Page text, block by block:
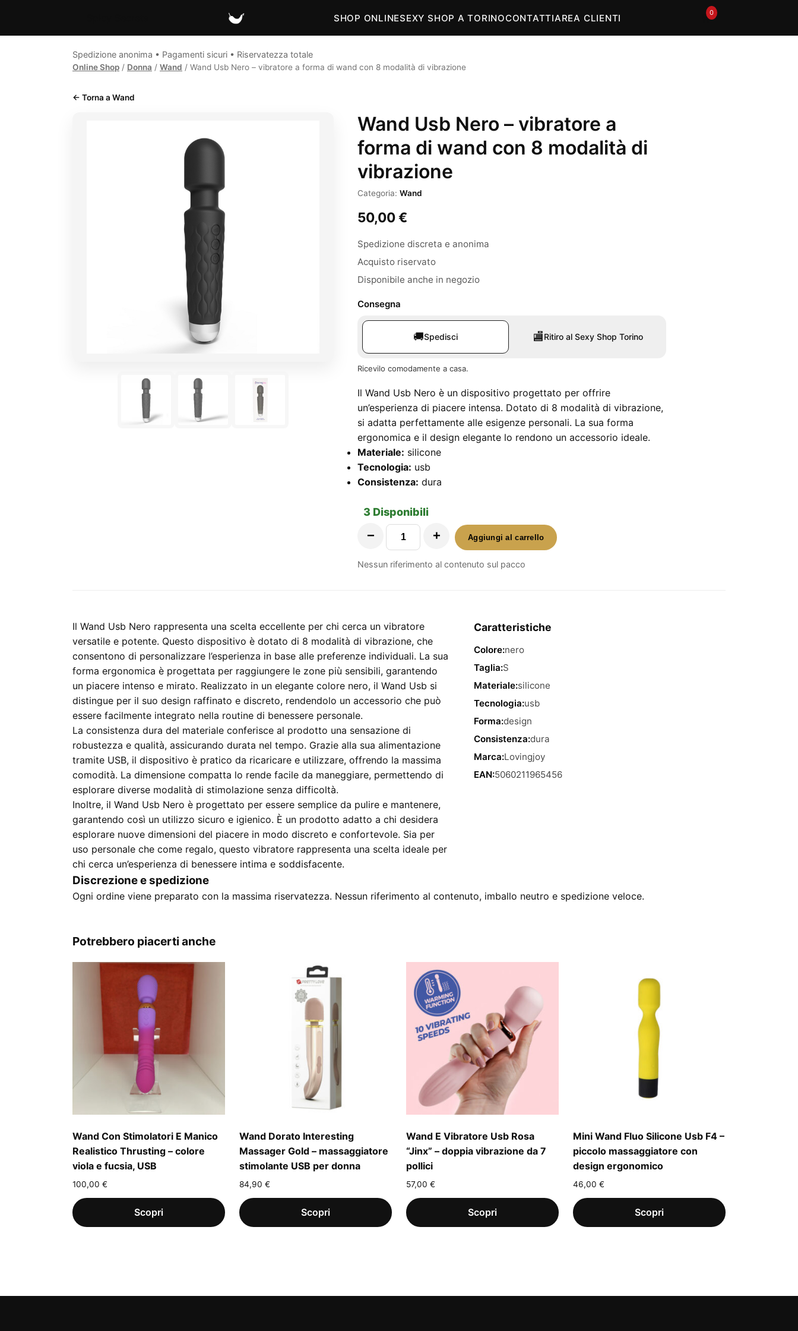
SHOP ONLINESEXY SHOP A TORINOCONTATTIAREA CLIENTI 🛒0
Spedizione anonima • Pagamenti sicuri • Riservatezza totale
Online Shop / Donna / Wand / Wand Usb Nero – vibratore a forma di wand con 8 modalità di vibrazione
← Torna a Wand
Wand Usb Nero – vibratore a
forma di wand con 8 modalità di
vibrazione
Categoria: Wand
50,00€
Spedizione discreta e anonima
Acquisto riservato
Disponibile anche in negozio
Consegna
🚚Spedisci 🏬Ritiro al Sexy Shop Torino
Ricevilo comodamente a casa.
Il Wand Usb Nero è un dispositivo progettato per offrire
un’esperienza di piacere intensa. Dotato di 8 modalità di vibrazione,
si adatta perfettamente alle esigenze personali. La sua forma
ergonomica e il design elegante lo rendono un accessorio ideale.
Materiale: silicone
Tecnologia: usb
Consistenza: dura
3 Disponibili
−
Wand
Usb
forma
di
wand
con
8
modalità
vibrazione
quantità
+ Aggiungi al carrello
Nessun riferimento al contenuto sul pacco
Il Wand Usb Nero rappresenta una scelta eccellente per chi cerca un vibratore
versatile e potente. Questo dispositivo è dotato di 8 modalità di vibrazione, che
consentono di personalizzare l’esperienza in base alle preferenze individuali. La sua
forma ergonomica è progettata per raggiungere le zone più sensibili, garantendo
un piacere intenso e mirato. Realizzato in un elegante colore nero, il Wand Usb si
distingue per il suo design raffinato e discreto, rendendolo un accessorio che può
essere facilmente integrato nella routine di benessere personale.
La consistenza dura del materiale conferisce al prodotto una sensazione di
robustezza e qualità, assicurando durata nel tempo. Grazie alla sua alimentazione
tramite USB, il dispositivo è pratico da ricaricare e utilizzare, offrendo la massima
comodità. La dimensione compatta lo rende facile da maneggiare, permettendo di
esplorare diverse modalità di stimolazione senza difficoltà.
Inoltre, il Wand Usb Nero è progettato per essere semplice da pulire e mantenere,
garantendo così un utilizzo sicuro e igienico. È un prodotto adatto a chi desidera
esplorare nuove dimensioni del piacere in modo discreto e confortevole. Sia per
uso personale che come regalo, questo vibratore rappresenta una scelta ideale per
chi cerca un’esperienza di benessere intima e soddisfacente.
Caratteristiche
Colore:nero
Taglia:S
Materiale:silicone
Tecnologia:usb
Forma:design
Consistenza:dura
Marca:Lovingjoy
EAN:5060211965456
Discrezione e spedizione
Ogni ordine viene preparato con la massima riservatezza. Nessun riferimento al contenuto, imballo neutro e spedizione veloce.
Potrebbero piacerti anche
Wand Con Stimolatori E Manico
Realistico Thrusting – colore
viola e fucsia, USB
100,00 €
Wand Dorato Interesting
Massager Gold – massaggiatore
stimolante USB per donna
84,90 €
Wand E Vibratore Usb Rosa
“Jinx” – doppia vibrazione da 7
pollici
57,00 €
Mini Wand Fluo Silicone Usb F4 –
piccolo massaggiatore con
design ergonomico
46,00 €